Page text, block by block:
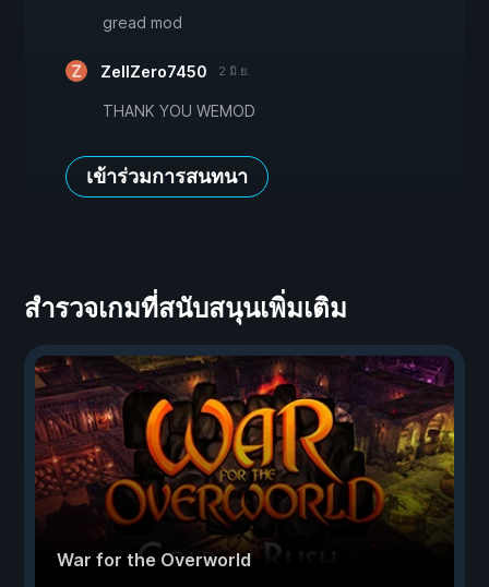
gread mod
ZellZero7450 2 มิ.ย.
THANK YOU WEMOD
เข้าร่วมการสนทนา
สำรวจเกมที่สนับสนุนเพิ่มเติม
War for the Overworld